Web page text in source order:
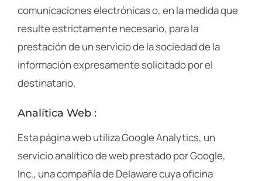
comunicaciones electrónicas o, en la medida que
resulte estrictamente necesario, para la
prestación de un servicio de la sociedad de la
información expresamente solicitado por el
destinatario.
Analítica Web​ :
Esta página web utiliza Google Analytics, un
servicio analítico de web prestado por Google,
Inc., una compañía de Delaware cuya oficina